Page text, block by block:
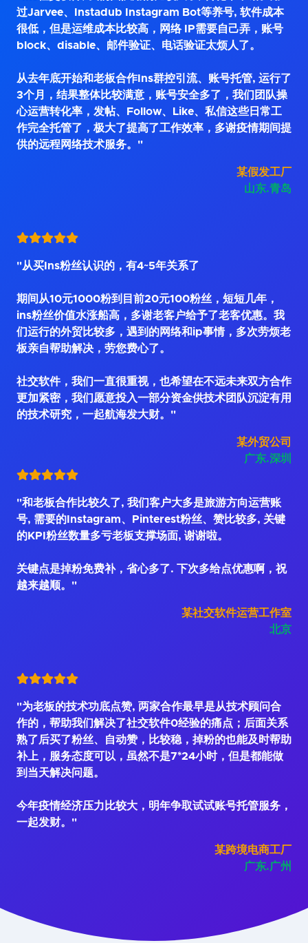
过Jarvee、Instadub Instagram Bot等养号, 软件成本
很低，但是运维成本比较高，网络 IP需要自己弄，账号
block、disable、邮件验证、电话验证太烦人了。
从去年底开始和老板合作Ins群控引流、账号托管, 运行了
3个月，结果整体比较满意，账号安全多了，我们团队操
心运营转化率，发帖、Follow、Like、私信这些日常工
作完全托管了，极大了提高了工作效率，多谢疫情期间提
供的远程网络技术服务。"
某假发工厂
山东.青岛
"从买Ins粉丝认识的，有4~5年关系了
期间从10元1000粉到目前20元100粉丝，短短几年，
ins粉丝价值水涨船高，多谢老客户给予了老客优惠。我
们运行的外贸比较多，遇到的网络和ip事情，多次劳烦老
板亲自帮助解决，劳您费心了。
社交软件，我们一直很重视，也希望在不远未来双方合作
更加紧密，我们愿意投入一部分资金供技术团队沉淀有用
的技术研究，一起航海发大财。"
某外贸公司
广东.深圳
"和老板合作比较久了, 我们客户大多是旅游方向运营账
号, 需要的Instagram、Pinterest粉丝、赞比较多, 关键
的KPI粉丝数量多亏老板支撑场面, 谢谢啦。
关键点是掉粉免费补，省心多了. 下次多给点优惠啊，祝
越来越顺。"
某社交软件运营工作室
北京
"为老板的技术功底点赞, 两家合作最早是从技术顾问合
作的，帮助我们解决了社交软件0经验的痛点；后面关系
熟了后买了粉丝、自动赞，比较稳，掉粉的也能及时帮助
补上，服务态度可以，虽然不是7*24小时，但是都能做
到当天解决问题。
今年疫情经济压力比较大，明年争取试试账号托管服务，
一起发财。"
某跨境电商工厂
广东.广州